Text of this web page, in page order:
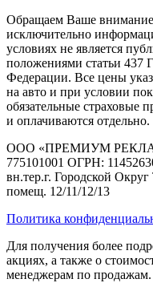
Обращаем Ваше внимание
исключительно
условиях не является
положениями статьи 437
Федерации. Все цены
на авто и при условии
обязательные страховые
и оплачиваются отдельно.
ООО «ПРЕМИУМ
775101001 ОГРН:
вн.тер.г. Городской
помещ. 12/11/12/13
Политика
Для получения более
акциях, а также о
менеджерам по продажам.